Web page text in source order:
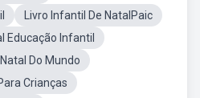
Livro Infantil De NatalPaic
Educação Infantil
Do Mundo
Crianças